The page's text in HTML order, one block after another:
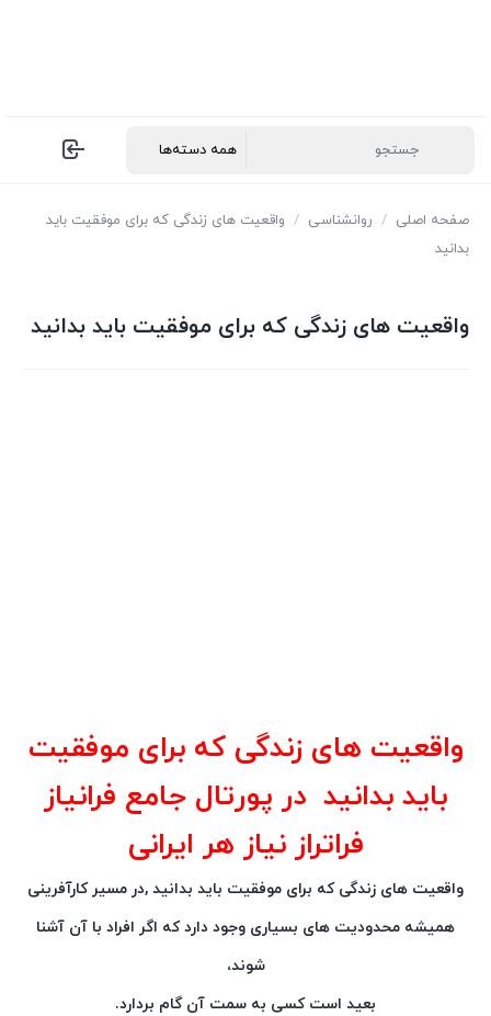
صفحه اصلی / روانشناسی / واقعیت های زندگی که برای موفقیت باید
بدانید
واقعیت های زندگی که برای موفقیت باید بدانید
واقعیت های زندگی که برای موفقیت
باید بدانید در پورتال جامع فرانیاز
فراتراز نیاز هر ایرانی
واقعیت های زندگی که برای موفقیت باید بدانید ,در مسیر کارآفرینی
همیشه محدودیت های بسیاری وجود دارد که اگر افراد با آن آشنا
شوند،
بعید است کسی به سمت آن گام بردارد.